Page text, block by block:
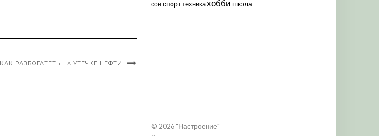
КАК РАЗБОГАТЕТЬ НА УТЕЧКЕ НЕФТИ
сон спорттехникахобби школа
© 2026 "Настроение"